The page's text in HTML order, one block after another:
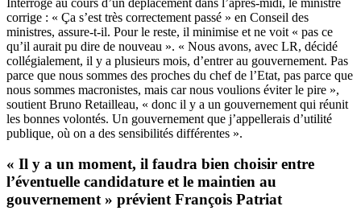
corrige : « Ça s’est très correctement passé » en Conseil des
ministres, assure-t-il. Pour le reste, il minimise et ne voit « pas ce
qu’il aurait pu dire de nouveau ». « Nous avons, avec LR, décidé
collégialement, il y a plusieurs mois, d’entrer au gouvernement. Pas
parce que nous sommes des proches du chef de l’Etat, pas parce que
nous sommes macronistes, mais car nous voulions éviter le pire »,
soutient Bruno Retailleau, « donc il y a un gouvernement qui réunit
les bonnes volontés. Un gouvernement que j’appellerais d’utilité
publique, où on a des sensibilités différentes ».
« Il y a un moment, il faudra bien choisir entre
l’éventuelle candidature et le maintien au
gouvernement » prévient François Patriat